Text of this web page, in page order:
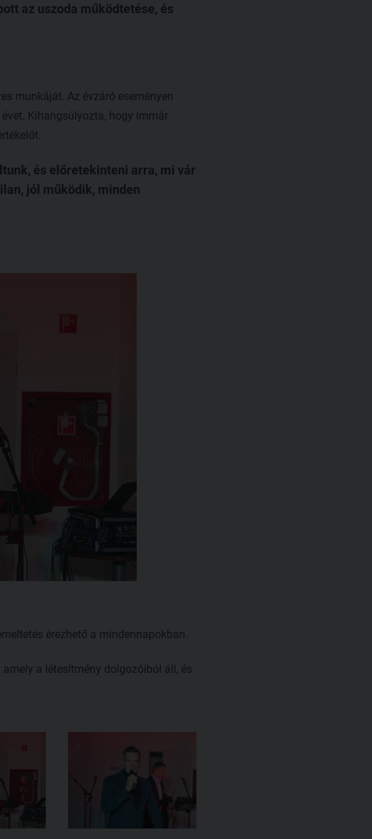
az uszoda működtetése, és
munkáját. Az évzáró eseményen
Kihangsúlyozta, hogy immár
és előretekinteni arra, mi vár
jól működik, minden
érezhető a mindennapokban.
a létesítmény dolgozóiból áll, és